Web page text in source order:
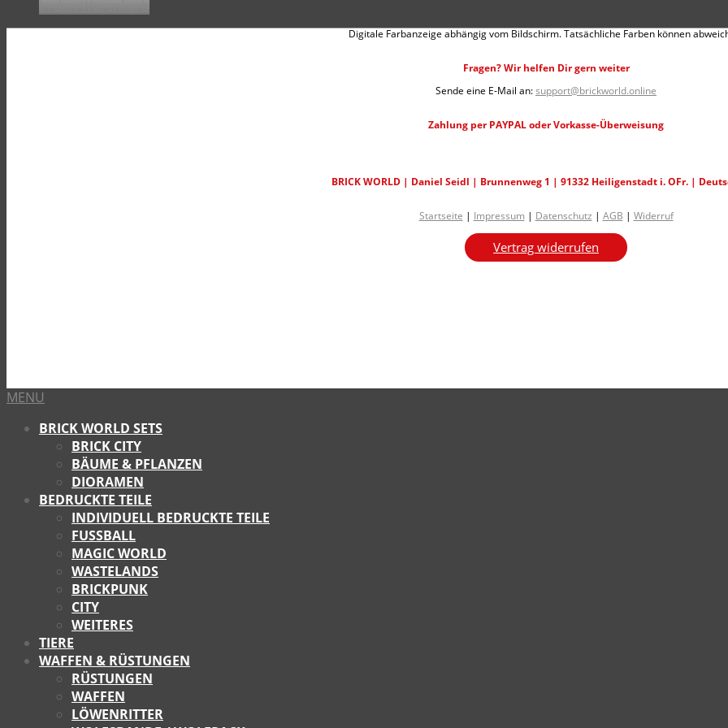
Digitale Farbanzeige abhängig vom Bildschirm. Tatsächliche Farben können
Fragen? Wir helfen Dir gern weiter
Sende eine E-Mail an:support@brickworld.online
Zahlung per PAYPAL oder Vorkasse-Überweisung
BRICK WORLD | Daniel Seidl | Brunnenweg 1 | 91332 Heiligenstadt i. OFr. |
Startseite | Impressum | Datenschutz | AGB | Widerruf
Vertrag widerrufen
MENU
BRICK WORLD SETS
BRICK CITY
BÄUME & PFLANZEN
DIORAMEN
BEDRUCKTE TEILE
INDIVIDUELL BEDRUCKTE TEILE
FUSSBALL
MAGIC WORLD
WASTELANDS
BRICKPUNK
CITY
WEITERES
TIERE
WAFFEN & RÜSTUNGEN
RÜSTUNGEN
WAFFEN
LÖWENRITTER